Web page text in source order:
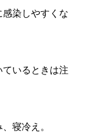
染しやすくな
いるときは注
寝冷え。